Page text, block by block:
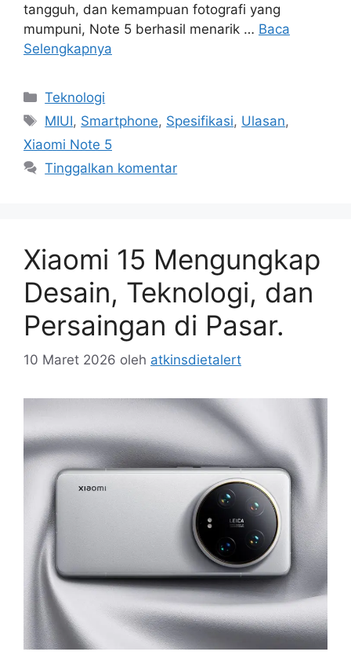
tangguh, dan kemampuan fotografi yang
mumpuni, Note 5 berhasil menarik … Baca
Selengkapnya
Kategori
Teknologi
Tag
MIUI, Smartphone, Spesifikasi, Ulasan,
Xiaomi Note 5
Tinggalkan komentar
Xiaomi 15 Mengungkap
Desain, Teknologi, dan
Persaingan di Pasar.
10 Maret 2026 oleh atkinsdietalert